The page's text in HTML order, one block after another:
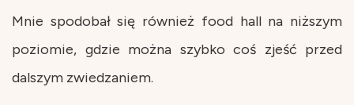
Mnie spodobał się również food hall na niższym
poziomie, gdzie można szybko coś zjeść przed
dalszym zwiedzaniem.